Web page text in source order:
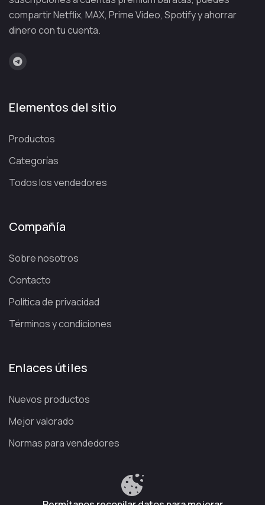
compartir Netflix, MAX, Prime Video, Spotify y ahorrar
dinero con tu cuenta.
Elementos del sitio
Productos
Categorías
Todos los vendedores
Compañía
Sobre nosotros
Contacto
Política de privacidad
Términos y condiciones
Enlaces útiles
Nuevos productos
Mejor valorado
Normas para vendedores
Términos y condiciones